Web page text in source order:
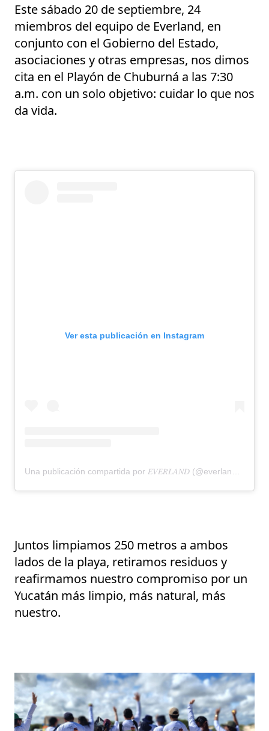
Este sábado 20 de septiembre, 24
miembros del equipo de Everland, en
conjunto con el Gobierno del Estado,
asociaciones y otras empresas, nos dimos
cita en el Playón de Chuburná a las 7:30
a.m. con un solo objetivo: cuidar lo que nos
da vida.
Ver esta publicación en Instagram
Juntos limpiamos 250 metros a ambos
lados de la playa, retiramos residuos y
reafirmamos nuestro compromiso por un
Yucatán más limpio, más natural, más
nuestro.